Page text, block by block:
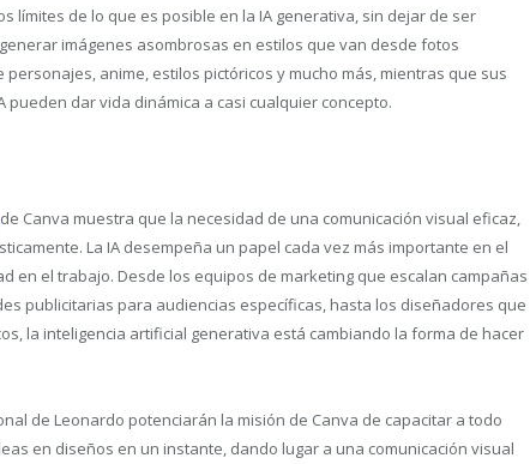
límites de lo que es posible en la IA generativa, sin dejar de ser
imágenes asombrosas en estilos que van desde fotos
anime, estilos pictóricos y mucho más, mientras que sus
dar vida dinámica a casi cualquier concepto.
de Canva muestra que la necesidad de una comunicación visual eficaz,
La IA desempeña un papel cada vez más importante en el
en el trabajo. Desde los equipos de marketing que escalan campañas
publicitarias para audiencias específicas, hasta los diseñadores que
la inteligencia artificial generativa está cambiando la forma de hacer
de Leonardo potenciarán la misión de Canva de capacitar a todo
en diseños en un instante, dando lugar a una comunicación visual